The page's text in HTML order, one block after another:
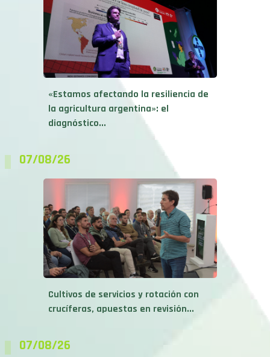
«Estamos afectando la resiliencia de
la agricultura argentina»: el
diagnóstico...
07/08/26
Cultivos de servicios y rotación con
crucíferas, apuestas en revisión...
07/08/26